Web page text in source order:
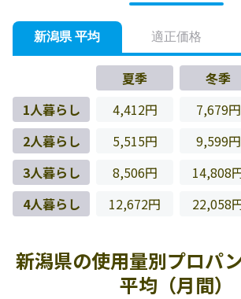
新潟県 平均 適正価格
夏季 冬季
1人暮らし
4,412円 7,679円
2人暮らし
5,515円 9,599円
3人暮らし
8,506円 14,808
4人暮らし
12,672円 22,058
新潟県の使用量別プロパ
平均（月間）